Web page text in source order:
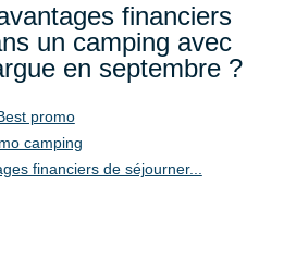
financiers
un camping avec
en septembre ?
promo
camping
financiers de séjourner...